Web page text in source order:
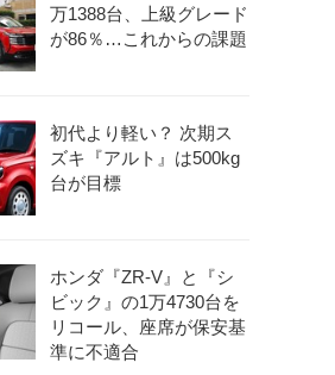
万1388台、上級グレード
が86％…これからの課題
初代より軽い？ 次期ス
ズキ『アルト』は500kg
台が目標
ホンダ『ZR-V』と『シ
ビック』の1万4730台を
リコール、座席が保安基
準に不適合